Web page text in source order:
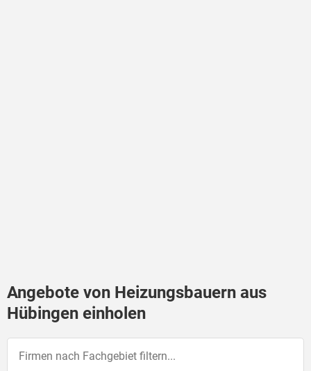
Angebote von Heizungsbauern aus
Hübingen einholen